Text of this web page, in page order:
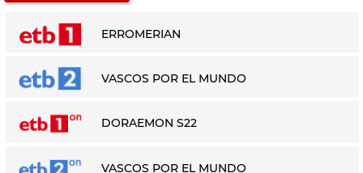
ERROMERIAN
VASCOS POR EL MUNDO
DORAEMON S22
VASCOS POR EL MUNDO